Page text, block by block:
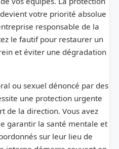
votre priorité absolue
responsable de la
le fautif pour restaurer un
et éviter une dégradation
ou sexuel dénoncé par des
une protection urgente
de la direction. Vous avez
garantir la santé mentale et
sur leur lieu de